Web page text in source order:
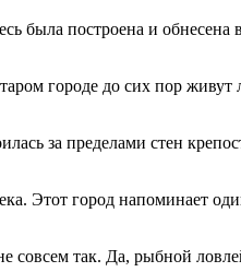
была построена и
городе до сих пор
за пределами стен
Этот город напоминает
совсем так. Да, рыбной